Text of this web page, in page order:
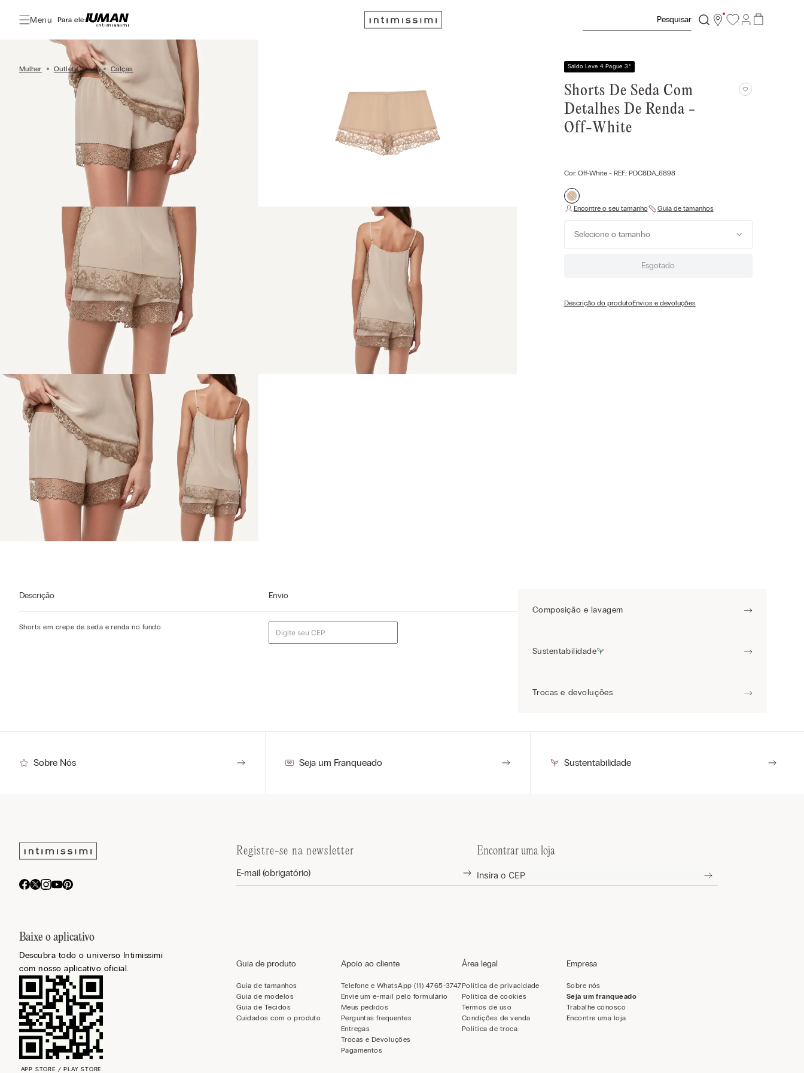
Menu Para ele:
Mulher Outlet Oficial Calças Saldo Leve 4 Pague 3*
Shorts De Seda Com
Detalhes De Renda -
Off-White
Cor: Off-White- REF.: PDC8DA_6898
Selecione o tamanho
Esgotado
Descrição do produtoEnvios e devoluções
Descrição
Shorts em crepe de seda e renda no fundo.
Envio
Composição e lavagem
Sustentabilidade
Trocas e devoluções
Sobre Nós Seja um Franqueado Sustentabilidade
Baixe o aplicativo
Descubra todo o universo Intimissimi
com nosso aplicativo oficial.
APP STORE / PLAY STORE
Registre-se na newsletter Encontrar uma loja
Guia de produto
Guia de tamanhos
Guia de modelos
Guia de Tecidos
Cuidados com o produto
Apoio ao cliente
Telefone e WhatsApp (11) 4765-3747
Envie um e-mail pelo formulário
Meus pedidos
Perguntas frequentes
Entregas
Trocas e Devoluções
Pagamentos
Área legal
Política de privacidade
Política de cookies
Termos de uso
Condições de venda
Política de troca
Empresa
Sobre nós
Seja um franqueado
Trabalhe conosco
Encontre uma loja